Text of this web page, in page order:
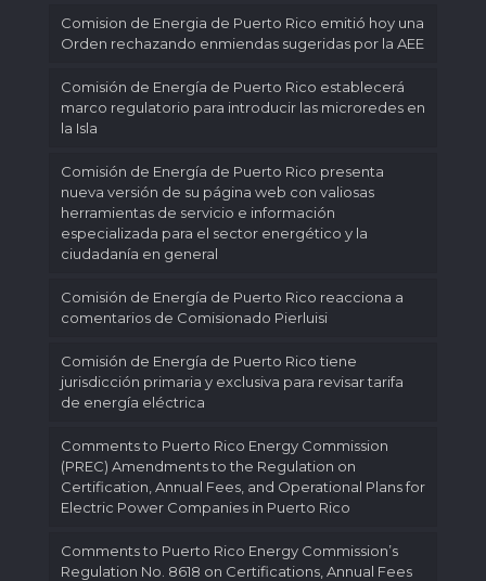
Comision de Energia de Puerto Rico emitió hoy una
Orden rechazando enmiendas sugeridas por la AEE
Comisión de Energía de Puerto Rico establecerá
marco regulatorio para introducir las microredes en
la Isla
Comisión de Energía de Puerto Rico presenta
nueva versión de su página web con valiosas
herramientas de servicio e información
especializada para el sector energético y la
ciudadanía en general
Comisión de Energía de Puerto Rico reacciona a
comentarios de Comisionado Pierluisi
Comisión de Energía de Puerto Rico tiene
jurisdicción primaria y exclusiva para revisar tarifa
de energía eléctrica
Comments to Puerto Rico Energy Commission
(PREC) Amendments to the Regulation on
Certification, Annual Fees, and Operational Plans for
Electric Power Companies in Puerto Rico
Comments to Puerto Rico Energy Commission’s
Regulation No. 8618 on Certifications, Annual Fees